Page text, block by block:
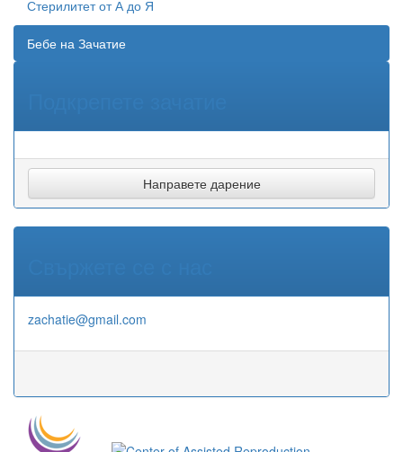
Стерилитет от А до Я
Бебе на Зачатие
Направете дарение
zachatie@gmail.com